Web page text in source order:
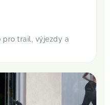
pro trail, výjezdy a